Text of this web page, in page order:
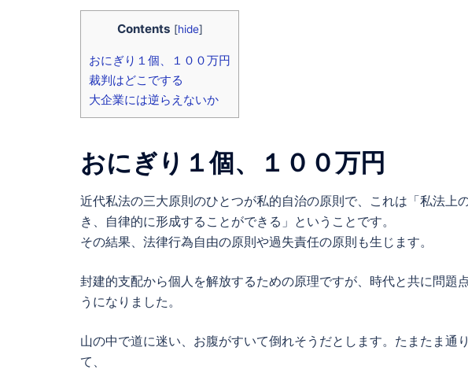
Contents [hide]
おにぎり１個、１００万円
裁判はどこでする
大企業には逆らえないか
おにぎり１個、１００万円
近代私法の三大原則のひとつが私的自治の原則で、これは「私法上
き、自律的に形成することができる」ということです。
その結果、法律行為自由の原則や過失責任の原則も生じます。
封建的支配から個人を解放するための原理ですが、時代と共に問題
うになりました。
山の中で道に迷い、お腹がすいて倒れそうだとします。たまたま通
て、